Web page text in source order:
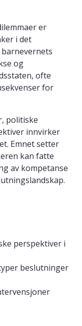
er
i det
og
ofte
for
politiske
innvirker
Emnet setter
kan fatte
av kompetanse
perspektiver i
beslutninger